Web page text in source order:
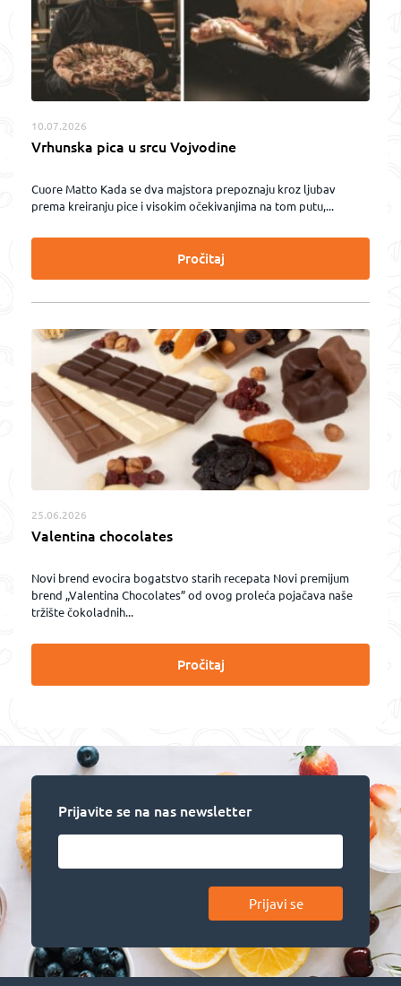
10.07.2026
Vrhunska pica u srcu Vojvodine
Cuore Matto Kada se dva majstora prepoznaju kroz ljubav
prema kreiranju pice i visokim očekivanjima na tom putu,...
Pročitaj
25.06.2026
Valentina chocolates
Novi brend evocira bogatstvo starih recepata Novi premijum
brend „Valentina Chocolates” od ovog proleća pojačava naše
tržište čokoladnih...
Pročitaj
Prijavite se na nas newsletter
Prijavi se